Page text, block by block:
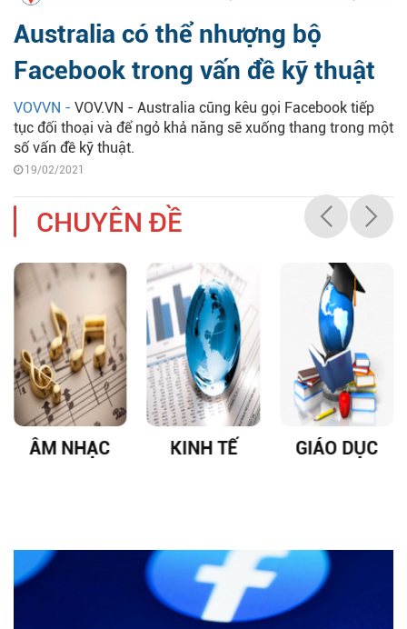
Australia có thể nhượng bộ
Facebook trong vấn đề kỹ thuật
VOVVN - VOV.VN - Australia cũng kêu gọi Facebook tiếp
tục đối thoại và để ngỏ khả năng sẽ xuống thang trong một
số vấn đề kỹ thuật.
19/02/2021
CHUYÊN ĐỀ
ÂM NHẠC KINH TẾ GIÁO DỤC